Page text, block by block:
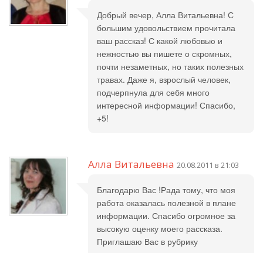
Добрый вечер, Алла Витальевна! С
большим удовольствием прочитала
ваш рассказ! С какой любовью и
нежностью вы пишете о скромных,
почти незаметных, но таких полезных
травах. Даже я, взрослый человек,
подчерпнула для себя много
интересной информации! Спасибо,
+5!
Алла Витальевна 20.08.2011 в 21:03
Благодарю Вас !Рада тому, что моя
работа оказалась полезной в плане
информации. Спасибо огромное за
высокую оценку моего рассказа.
Приглашаю Вас в рубрику